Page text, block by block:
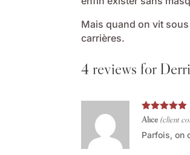
Mais quand on vit
carrières.
4 reviews for
Note5sur
Alice (client
Parfois, on